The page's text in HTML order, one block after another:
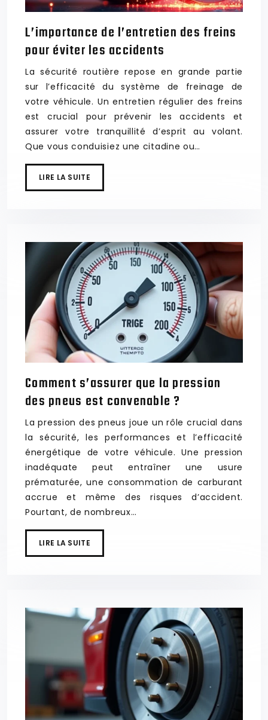
L’importance de l’entretien des freins
pour éviter les accidents
La sécurité routière repose en grande partie
sur l’efficacité du système de freinage de
votre véhicule. Un entretien régulier des freins
est crucial pour prévenir les accidents et
assurer votre tranquillité d’esprit au volant.
Que vous conduisiez une citadine ou…
LIRE LA SUITE
Comment s’assurer que la pression
des pneus est convenable ?
La pression des pneus joue un rôle crucial dans
la sécurité, les performances et l’efficacité
énergétique de votre véhicule. Une pression
inadéquate peut entraîner une usure
prématurée, une consommation de carburant
accrue et même des risques d’accident.
Pourtant, de nombreux…
LIRE LA SUITE